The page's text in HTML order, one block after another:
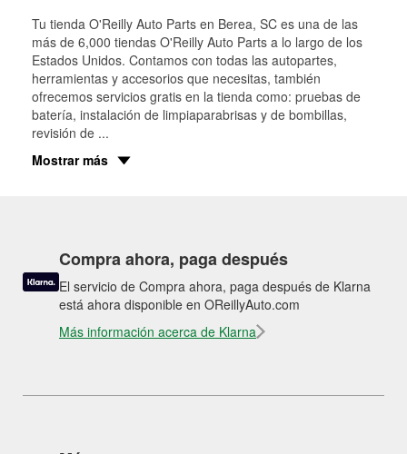
Tu tienda O'Reilly Auto Parts en Berea, SC es una de las
más de 6,000 tiendas O'Reilly Auto Parts a lo largo de los
Estados Unidos. Contamos con todas las autopartes,
herramientas y accesorios que necesitas, también
ofrecemos servicios gratis en la tienda como: pruebas de
batería, instalación de limpiaparabrisas y de bombillas,
revisión de ...
Mostrar más
Compra ahora, paga después
El servicio de Compra ahora, paga después de Klarna
está ahora disponible en OReillyAuto.com
Más información acerca de Klarna